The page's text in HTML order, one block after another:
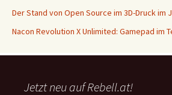
Der Stand von Open Source im 3D-Druck im
Nacon Revolution X Unlimited: Gamepad im
Jetzt neu auf Rebell.at!